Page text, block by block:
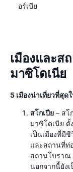
อร์เบีย
เมืองและส
มาซิโดเนีย
5 เมืองน่าเที่ยวที่สุด
สโกเปีย – สโ
มาซิโดเนีย ตั้
เป็นเมืองที่มี
และสถานที่ท่
สถานโบรา
นอกจากนี้ยัง